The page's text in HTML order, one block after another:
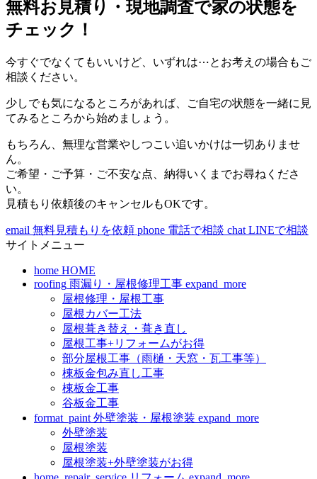
無料お見積り・現地調査で家の状態を
チェック！
今すぐでなくてもいいけど、いずれは⋯とお考えの場合もご
相談ください。
少しでも気になるところがあれば、ご自宅の状態を一緒に見
てみるところから始めましょう。
もちろん、無理な営業やしつこい追いかけは一切ありませ
ん。
ご希望・ご予算・ご不安な点、納得いくまでお尋ねくださ
い。
見積もり依頼後のキャンセルもOKです。
email 無料見積もりを依頼 phone 電話で相談 chat LINEで相談
サイトメニュー
home HOME
roofing 雨漏り・屋根修理工事 expand_more
屋根修理・屋根工事
屋根カバー工法
屋根葺き替え・葺き直し
屋根工事+リフォームがお得
部分屋根工事（雨樋・天窓・瓦工事等）
棟板金包み直し工事
棟板金工事
谷板金工事
format_paint 外壁塗装・屋根塗装 expand_more
外壁塗装
屋根塗装
屋根塗装+外壁塗装がお得